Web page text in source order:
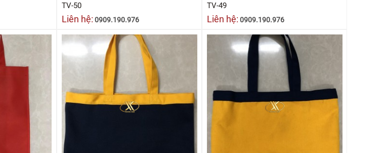
TV-50
Liên hệ: 0909.190.976
TV-49
Liên hệ: 0909.190.976